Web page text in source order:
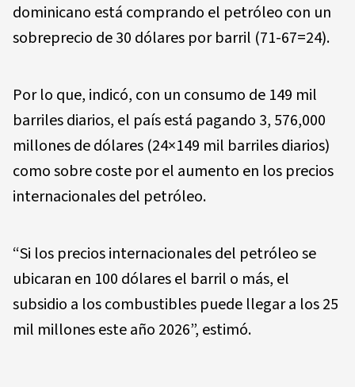
dominicano está comprando el petróleo con un
sobreprecio de 30 dólares por barril (71-67=24).
Por lo que, indicó, con un consumo de 149 mil
barriles diarios, el país está pagando 3, 576,000
millones de dólares (24×149 mil barriles diarios)
como sobre coste por el aumento en los precios
internacionales del petróleo.
“Si los precios internacionales del petróleo se
ubicaran en 100 dólares el barril o más, el
subsidio a los combustibles puede llegar a los 25
mil millones este año 2026”, estimó.